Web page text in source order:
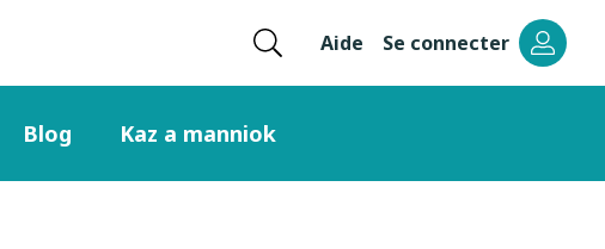
Ouvrir
Menu
right
Aide Se connecter
Blog Kaz a manniok